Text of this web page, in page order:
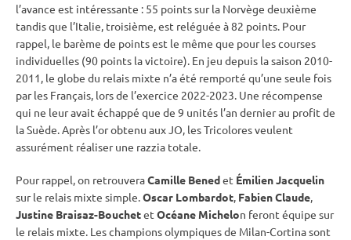
l’avance est intéressante : 55 points sur la Norvège deuxième
tandis que l’Italie, troisième, est reléguée à 82 points. Pour
rappel, le barème de points est le même que pour les courses
individuelles (90 points la victoire). En jeu depuis la saison 2010-
2011, le globe du relais mixte n’a été remporté qu’une seule fois
par les Français, lors de l’exercice 2022-2023. Une récompense
qui ne leur avait échappé que de 9 unités l’an dernier au profit de
la Suède. Après l’or obtenu aux JO, les Tricolores veulent
assurément réaliser une razzia totale.
Pour rappel, on retrouveraCamille Benedet Émilien Jacquelin
sur le relais mixte simple.Oscar Lombardot, Fabien Claude,
Justine Braisaz-Bouchetet Océane Michelon feront équipe sur
le relais mixte. Les champions olympiques de Milan-Cortina sont